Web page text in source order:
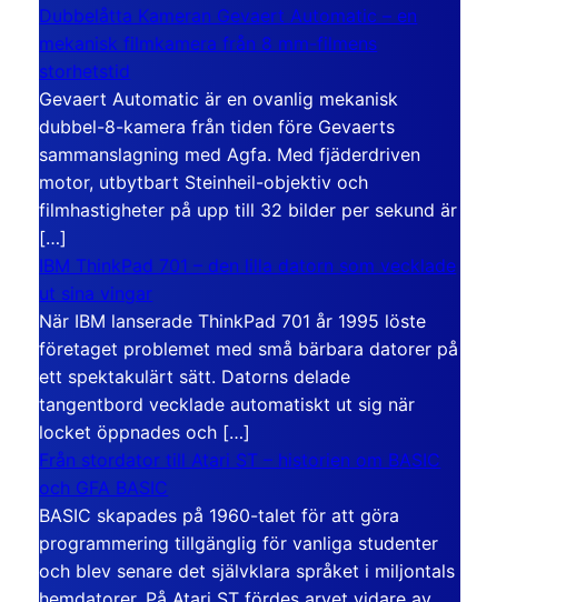
Dubbelåtta Kameran Gevaert Automatic – en
mekanisk filmkamera från 8 mm-filmens
storhetstid
Gevaert Automatic är en ovanlig mekanisk
dubbel-8-kamera från tiden före Gevaerts
sammanslagning med Agfa. Med fjäderdriven
motor, utbytbart Steinheil-objektiv och
filmhastigheter på upp till 32 bilder per sekund är
[…]
IBM ThinkPad 701 – den lilla datorn som vecklade
ut sina vingar
När IBM lanserade ThinkPad 701 år 1995 löste
företaget problemet med små bärbara datorer på
ett spektakulärt sätt. Datorns delade
tangentbord vecklade automatiskt ut sig när
locket öppnades och […]
Från stordator till Atari ST – historien om BASIC
och GFA BASIC
BASIC skapades på 1960-talet för att göra
programmering tillgänglig för vanliga studenter
och blev senare det självklara språket i miljontals